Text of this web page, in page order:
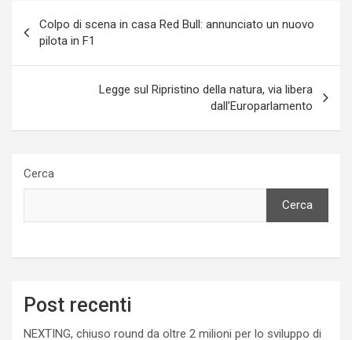
articoli
Colpo di scena in casa Red Bull: annunciato un nuovo
pilota in F1
Legge sul Ripristino della natura, via libera
dall’Europarlamento
Cerca
Cerca
Post recenti
NEXTING, chiuso round da oltre 2 milioni per lo sviluppo di